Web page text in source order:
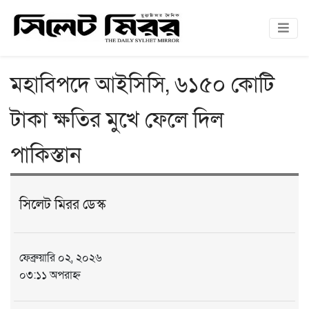
মহাবিপদে আইসিসি, ৬১৫০ কোটি
টাকা ক্ষতির মুখে ফেলে দিল
পাকিস্তান
সিলেট মিরর ডেস্ক
ফেব্রুয়ারি ০২, ২০২৬
০৩:১১ অপরাহ্ন